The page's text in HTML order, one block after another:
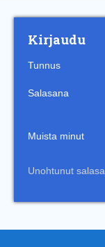
Kirjaudu
Tunnus
Salasana
Muista minut
Unohtunut